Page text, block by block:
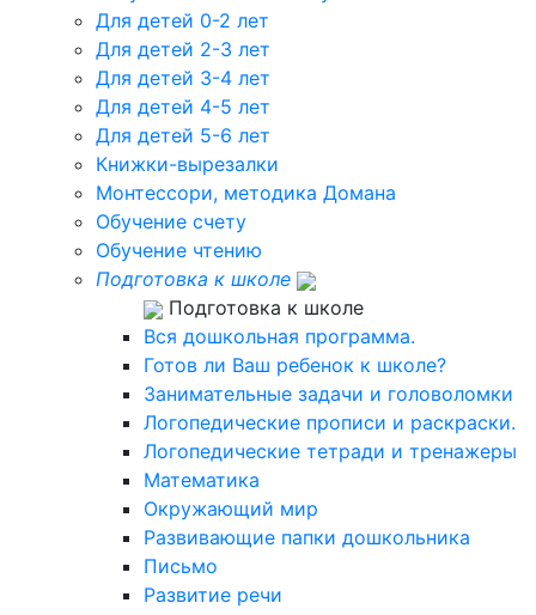
Для детей 0-2 лет
Для детей 2-3 лет
Для детей 3-4 лет
Для детей 4-5 лет
Для детей 5-6 лет
Книжки-вырезалки
Монтессори, методика Домана
Обучение счету
Обучение чтению
Подготовка к школе
Подготовка к школе
Вся дошкольная программа.
Готов ли Ваш ребенок к школе?
Занимательные задачи и головоломки
Логопедические прописи и раскраски.
Логопедические тетради и тренажеры
Математика
Окружающий мир
Развивающие папки дошкольника
Письмо
Развитие речи